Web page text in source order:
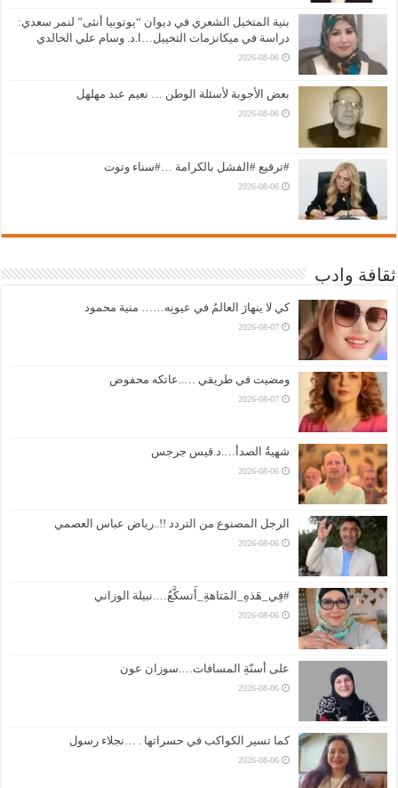
بنية المتخيل الشعري في ديوان “يوتوبيا أنثى” لنمر سعدي:
دراسة في ميكانزمات التخييل…ا.د. وسام علي الخالدي
2026-08-06
بعض الأجوبة لأسئلة الوطن … نعيم عبد مهلهل
2026-08-06
#ترقيع #الفشل بالكرامة …#سناء وتوت
2026-08-06
ثقافة وادب
كي لا ينهارَ العالمُ في عيونِه…… منية محمود
2026-08-07
ومضيت في طريقي …..عاتكه محفوض
2026-08-07
شهيةُ الصدأ….د.قيس جرجس
2026-08-06
الرجل المصنوع من التردد !!..رياض عباس العصمي
2026-08-06
#فِي_هَذهِ_المَتاهةِ_أَتسكَّعُ….نبيلة الوزاني
2026-08-06
على أسنّةِ المسافات….سوزان عون
2026-08-06
كما تسير الكواكب في حسراتها . …نجلاء رسول
2026-08-06